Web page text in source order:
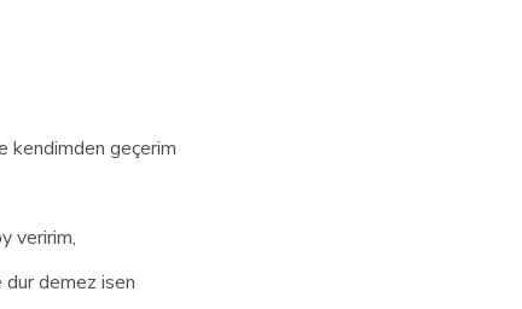
kendimden geçerim
veririm,
dur demez isen